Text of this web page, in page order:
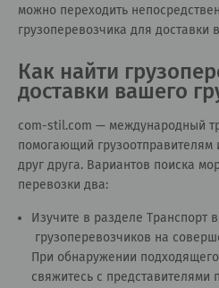
можно переходить
грузоперевозчика для доставки
Как найти
доставки вашего
сom-stil.com — международный
помогающий грузоотправителям
друг друга. Вариантов поиска
перевозки два:
Изучите в разделе Транспорт
грузоперевозчиков на
При обнаружении
свяжитесь с представителями